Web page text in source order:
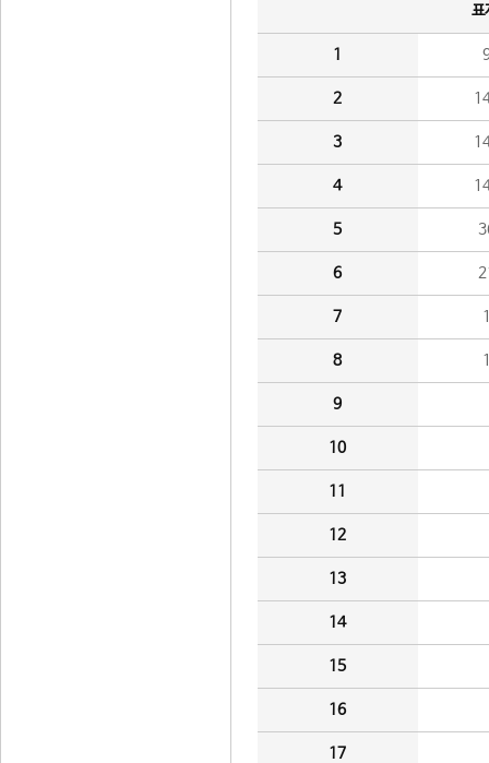
표
1
2
3
4
5
6
7
8
9
10
11
12
13
14
15
16
17